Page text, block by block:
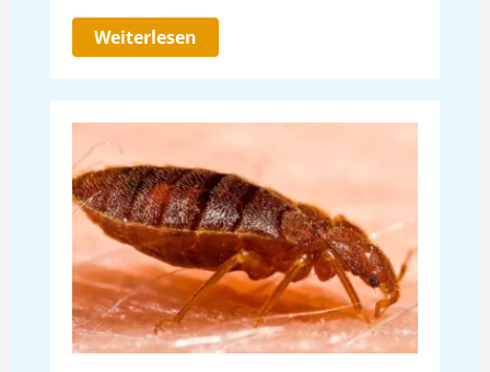
Weiterlesen